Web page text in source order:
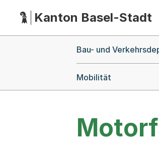
HauptnavigationKanton Basel-Stadt
Bau- und
Mobilität